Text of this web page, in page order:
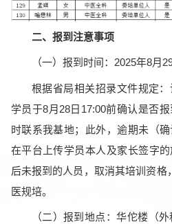
二、报到注意事项
（一）报到时间：2025年8月
根据省局相关招录文件规定
学员于8月28日17:00前确认是否
时联系我基地；此外，逾期未（
在平台上传学员本人及家长签字
后未报到的人员，取消其培训资格
医规培。
（二）报到地点：华佗楼（